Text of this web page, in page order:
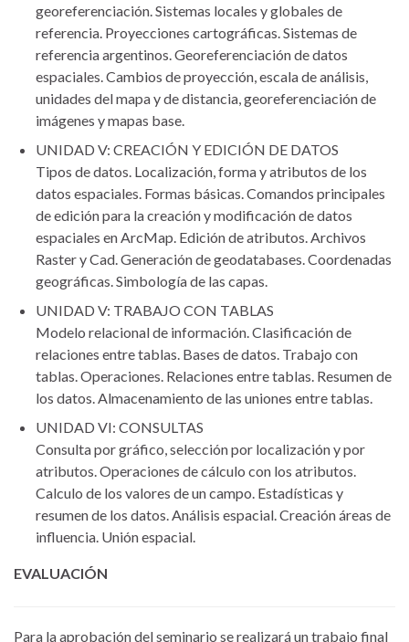
georeferenciación. Sistemas locales y globales de
referencia. Proyecciones cartográficas. Sistemas de
referencia argentinos. Georeferenciación de datos
espaciales. Cambios de proyección, escala de análisis,
unidades del mapa y de distancia, georeferenciación de
imágenes y mapas base.
UNIDAD V: CREACIÓN Y EDICIÓN DE DATOS
Tipos de datos. Localización, forma y atributos de los
datos espaciales. Formas básicas. Comandos principales
de edición para la creación y modificación de datos
espaciales en ArcMap. Edición de atributos. Archivos
Raster y Cad. Generación de geodatabases. Coordenadas
geográficas. Simbología de las capas.
UNIDAD V: TRABAJO CON TABLAS
Modelo relacional de información. Clasificación de
relaciones entre tablas. Bases de datos. Trabajo con
tablas. Operaciones. Relaciones entre tablas. Resumen de
los datos. Almacenamiento de las uniones entre tablas.
UNIDAD VI: CONSULTAS
Consulta por gráfico, selección por localización y por
atributos. Operaciones de cálculo con los atributos.
Calculo de los valores de un campo. Estadísticas y
resumen de los datos. Análisis espacial. Creación áreas de
influencia. Unión espacial.
EVALUACIÓN
Para la aprobación del seminario se realizará un trabajo final